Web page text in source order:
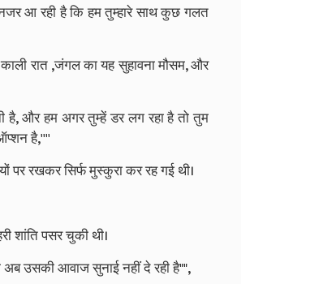
आ रही है कि हम तुम्हारे साथ कुछ गलत
रात ,जंगल का यह सुहावना मौसम, और
है, और हम अगर तुम्हें डर लग रहा है तो तुम
है,''''
पर रखकर सिर्फ मुस्कुरा कर रह गई थी।
शांति पसर चुकी थी।
उसकी आवाज सुनाई नहीं दे रही है"",